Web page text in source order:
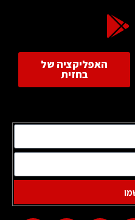
האפליקציה של
בחזית